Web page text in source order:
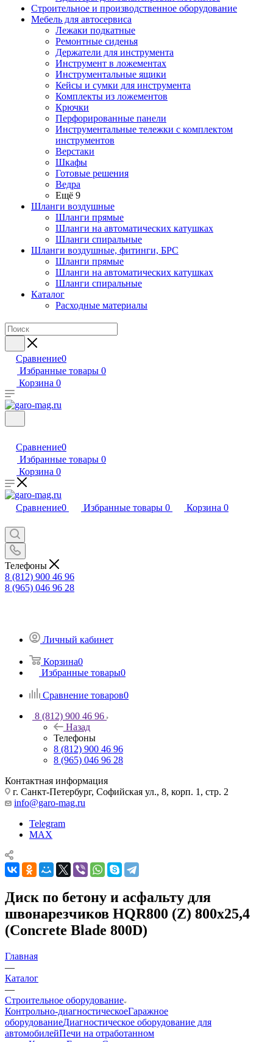
Строительное и производственное оборудование
Мебель для автосервиса
Лежаки подкатные
Ремонтные сиденья
Держатели для инструмента
Инструмент в ложементах
Инструментальные ящики
Кейсы и сумки для инструмента
Комплекты из ложементов
Крючки
Перфорированные панели
Инструментальные тележки с комплектом
инструментов
Верстаки
Шкафы
Готовые решения
Ведра
Ещё 9
Шланги воздушные
Шланги прямые
Шланги на автоматических катушках
Шланги спиральные
Шланги воздушные, фитинги, БРС
Шланги прямые
Шланги на автоматических катушках
Шланги спиральные
Каталог
Расходные материалы
Сравнение0
Избранные товары 0
Корзина 0
Сравнение0
Избранные товары 0
Корзина 0
Сравнение0 Избранные товары 0 Корзина 0
Телефоны
8 (812) 900 46 96
8 (965) 046 96 28
Личный кабинет
Корзина0
Избранные товары0
Сравнение товаров0
8 (812) 900 46 96
Назад
Телефоны
8 (812) 900 46 96
8 (965) 046 96 28
Контактная информация
г. Санкт-Петербург, Софийская ул., 8, корп. 1, стр. 2
info@garo-mag.ru
Telegram
MAX
Диск по бетону и асфальту для
швонарезчиков HQR800 (Z) 800x25,4
(Concrete Blade 800D)
Главная
—
Каталог
—
Строительное оборудование
Контрольно-диагностическоеГаражное
оборудованиеДиагностическое оборудование для
автомобилейПечи на отработанном